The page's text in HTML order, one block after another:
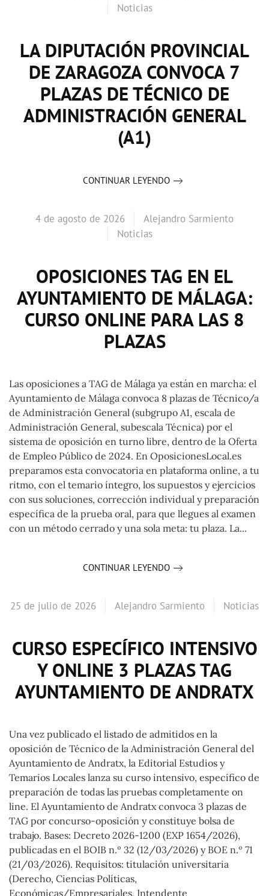
Noticias
LA DIPUTACIÓN PROVINCIAL
DE ZARAGOZA CONVOCA 7
PLAZAS DE TÉCNICO DE
ADMINISTRACIÓN GENERAL
(A1)
CONTINUAR LEYENDO
4 de agosto de 2026
Alejandro Sarmiento
Noticias
OPOSICIONES TAG EN EL
AYUNTAMIENTO DE MÁLAGA:
CURSO ONLINE PARA LAS 8
PLAZAS
Las oposiciones a TAG de Málaga ya están en marcha: el
Ayuntamiento de Málaga convoca 8 plazas de Técnico/a
de Administración General (subgrupo A1, escala de
Administración General, subescala Técnica) por el
sistema de oposición en turno libre, dentro de la Oferta
de Empleo Público de 2024. En OposicionesLocal.es
preparamos esta convocatoria en plataforma online, a tu
ritmo, con el temario íntegro, los supuestos y ejercicios
con sus soluciones, corrección individual y preparación
específica de la prueba oral, para que llegues al examen
con un método cerrado y una sola meta: tu plaza. La...
CONTINUAR LEYENDO
25 de julio de 2026 Alejandro Sarmiento Noticias
CURSO ESPECÍFICO INTENSIVO
Y ONLINE 3 PLAZAS TAG
AYUNTAMIENTO DE ANDRATX
Una vez publicado el listado de admitidos en la
oposición de Técnico de la Administración General del
Ayuntamiento de Andratx, la Editorial Estudios y
Temarios Locales lanza su curso intensivo, específico de
preparación de todas las pruebas completamente on
line. El Ayuntamiento de Andratx convoca 3 plazas de
TAG por concurso-oposición y constituye bolsa de
trabajo. Bases: Decreto 2026-1200 (EXP 1654/2026),
publicadas en el BOIB n.º 32 (12/03/2026) y BOE n.º 71
(21/03/2026). Requisitos: titulación universitaria
(Derecho, Ciencias Políticas,
Económicas/Empresariales, Intendente